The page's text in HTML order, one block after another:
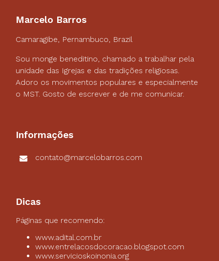
Marcelo Barros
Camaragibe, Pernambuco, Brazil
Sou monge beneditino, chamado a trabalhar pela
unidade das Igrejas e das tradições religiosas.
Adoro os movimentos populares e especialmente
o MST. Gosto de escrever e de me comunicar.
Informações
contato@marcelobarros.com
Dicas
Páginas que recomendo:
www.adital.com.br
www.entrelacosdocoracao.blogspot.com
www.servicioskoinonia.org